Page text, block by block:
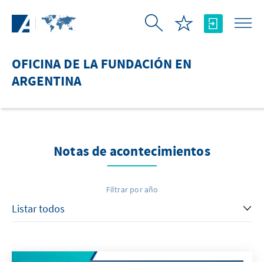
OFICINA DE LA FUNDACIÓN EN
ARGENTINA
Notas de acontecimientos
Filtrar por año